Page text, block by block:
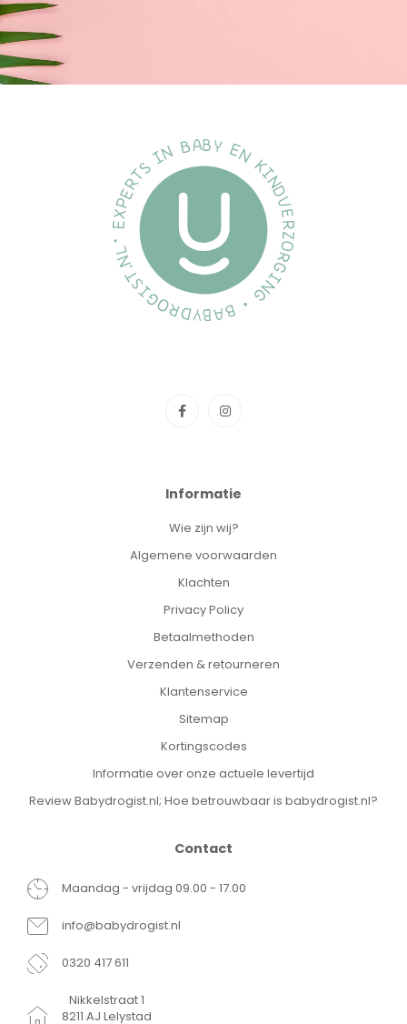
Informatie
Wie zijn wij?
Algemene voorwaarden
Klachten
Privacy Policy
Betaalmethoden
Verzenden & retourneren
Klantenservice
Sitemap
Kortingscodes
Informatie over onze actuele levertijd
Review Babydrogist.nl; Hoe betrouwbaar is babydrogist.nl?
Contact
Maandag - vrijdag 09.00 - 17.00
info@babydrogist.nl
0320 417 611
Nikkelstraat 1
8211 AJ Lelystad